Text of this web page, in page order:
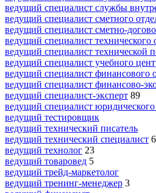
ведущий специалист службы
ведущий специалист сметного
ведущий специалист сметно-
ведущий специалист технического
ведущий специалист технической
ведущий специалист учебного
ведущий специалист финансового
ведущий специалист финансово-
ведущий специалист-эксперт 89
ведущий специалист юридического
ведущий тестировщик
ведущий технический писатель
ведущий технический специалист 6
ведущий технолог 23
ведущий товаровед 5
ведущий трейд-маркетолог
ведущий тренинг-менеджер 3